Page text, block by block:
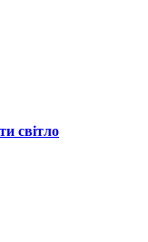
світло